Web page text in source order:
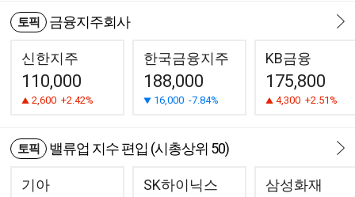
토픽 금융지주회사
신한지주
110,000
2,600 +2.42%
한국금융지주
188,000
16,000 -7.84%
KB금융
175,800
4,300 +2.51%
토픽 밸류업 지수 편입 (시총상위 50)
기아 SK하이닉스 삼성화재